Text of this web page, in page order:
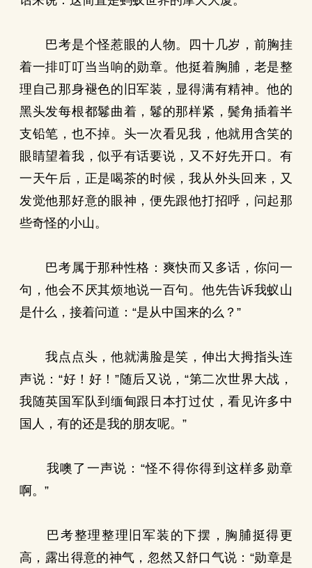
巴考是个怪惹眼的人物。四十几岁，前胸挂
着一排叮叮当当响的勋章。他挺着胸脯，老是整
理自己那身褪色的旧军装，显得满有精神。他的
黑头发每根都鬈曲着，鬈的那样紧，鬓角插着半
支铅笔，也不掉。头一次看见我，他就用含笑的
眼睛望着我，似乎有话要说，又不好先开口。有
一天午后，正是喝茶的时候，我从外头回来，又
发觉他那好意的眼神，便先跟他打招呼，问起那
些奇怪的小山。
巴考属于那种性格：爽快而又多话，你问一
句，他会不厌其烦地说一百句。他先告诉我蚁山
是什么，接着问道：“是从中国来的么？”
我点点头，他就满脸是笑，伸出大拇指头连
声说：“好！好！”随后又说，“第二次世界大战，
我随英国军队到缅甸跟日本打过仗，看见许多中
国人，有的还是我的朋友呢。”
我噢了一声说：“怪不得你得到这样多勋章
啊。”
巴考整理整理旧军装的下摆，胸脯挺得更
高，露出得意的神气，忽然又舒口气说：“勋章是